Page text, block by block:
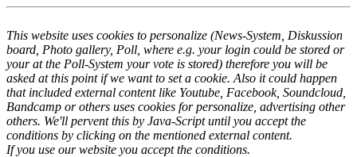
This website uses cookies to personalize (News-System, Diskussion
board, Photo gallery, Poll, where e.g. your login could be stored or
your at the Poll-System your vote is stored) therefore you will be
asked at this point if we want to set a cookie. Also it could happen
that included external content like Youtube, Facebook, Soundcloud,
Bandcamp or others uses cookies for personalize, advertising other
others. We'll pervent this by Java-Script until you accept the
conditions by clicking on the mentioned external content.
If you use our website you accept the conditions.